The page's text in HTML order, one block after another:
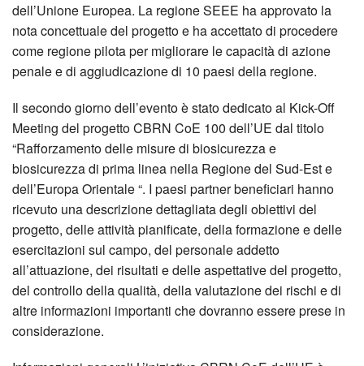
dell’Unione Europea. La regione SEEE ha approvato la
nota concettuale del progetto e ha accettato di procedere
come regione pilota per migliorare le capacità di azione
penale e di aggiudicazione di 10 paesi della regione.
Il secondo giorno dell’evento è stato dedicato al Kick-Off
Meeting del progetto CBRN CoE 100 dell’UE dal titolo
“Rafforzamento delle misure di biosicurezza e
biosicurezza di prima linea nella Regione del Sud-Est e
dell’Europa Orientale “. I paesi partner beneficiari hanno
ricevuto una descrizione dettagliata degli obiettivi del
progetto, delle attività pianificate, della formazione e delle
esercitazioni sul campo, del personale addetto
all’attuazione, dei risultati e delle aspettative del progetto,
del controllo della qualità, della valutazione dei rischi e di
altre informazioni importanti che dovranno essere prese in
considerazione.